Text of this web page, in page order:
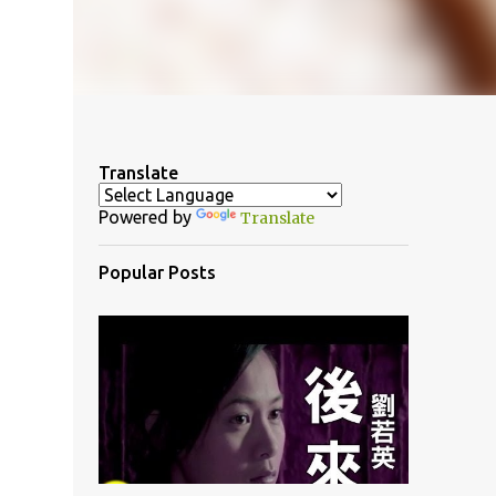
Translate
Powered by Translate
Popular Posts